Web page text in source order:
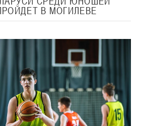
В МОГИЛЕВЕ